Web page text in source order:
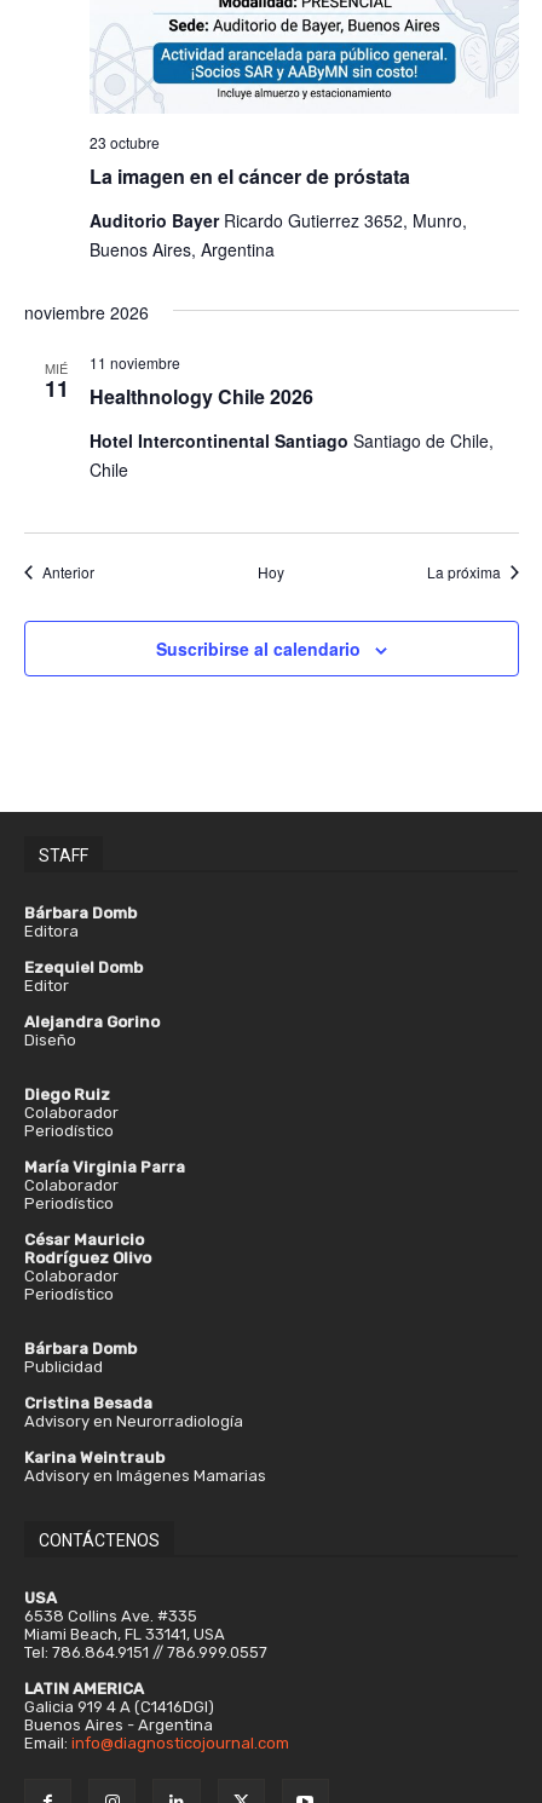
La imagen en el cáncer de próstata
23 octubre
Auditorio Bayer Ricardo Gutierrez 3652, Munro,
Buenos Aires, Argentina
noviembre 2026
MIÉ
11 Healthnology Chile 2026
11 noviembre
Hotel Intercontinental Santiago Santiago de Chile,
Chile
AnteriorEventos Hoy La próxima
Suscribirse al calendario
STAFF
Bárbara Domb
Editora
Ezequiel Domb
Editor
Alejandra Gorino
Diseño
Diego Ruiz
Colaborador
Periodístico
María Virginia Parra
Colaborador
Periodístico
César Mauricio
Rodríguez Olivo
Colaborador
Periodístico
Bárbara Domb
Publicidad
Cristina Besada
Advisory en Neurorradiología
Karina Weintraub
Advisory en Imágenes Mamarias
CONTÁCTENOS
USA
6538 Collins Ave. #335
Miami Beach, FL 33141, USA
Tel: 786.864.9151 // 786.999.0557
LATIN AMERICA
Galicia 919 4 A (C1416DGI)
Buenos Aires - Argentina
Email: info@diagnosticojournal.com